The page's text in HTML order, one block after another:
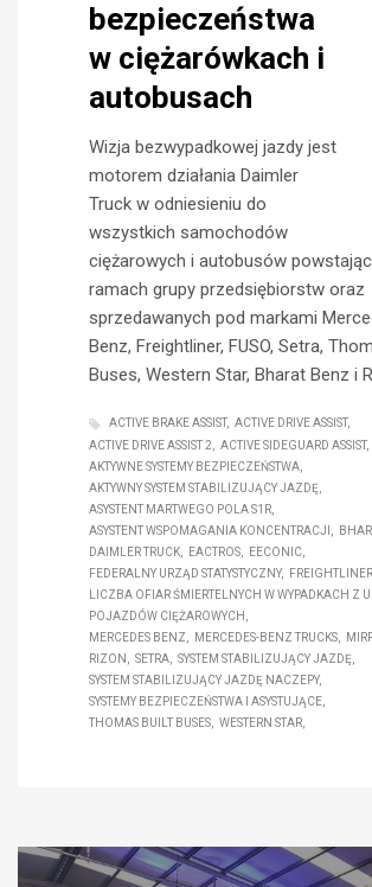
bezpieczeństwa
w ciężarówkach i
autobusach
Wizja bezwypadkowej jazdy jest
motorem działania Daimler
Truck w odniesieniu do
wszystkich samochodów
ciężarowych i autobusów
ramach grupy przedsiębiorstw oraz
sprzedawanych pod markami
Benz, Freightliner, FUSO, Setra,
Buses, Western Star, Bharat Benz i
ACTIVE BRAKE ASSIST
ACTIVE DRIVE ASSIST
ACTIVE DRIVE ASSIST 2
ACTIVE SIDEGUARD ASSIST
AKTYWNE SYSTEMY BEZPIECZEŃSTWA
AKTYWNY SYSTEM STABILIZUJĄCY JAZDĘ
ASYSTENT MARTWEGO POLA S1R
ASYSTENT WSPOMAGANIA KONCENTRACJI
DAIMLER TRUCK
EACTROS
EECONIC
FEDERALNY URZĄD STATYSTYCZNY
FREIGHTLINER
LICZBA OFIAR ŚMIERTELNYCH W WYPADKACH Z
POJAZDÓW CIĘŻAROWYCH
MERCEDES BENZ
MERCEDES-BENZ TRUCKS
RIZON
SETRA
SYSTEM STABILIZUJĄCY JAZDĘ
SYSTEM STABILIZUJĄCY JAZDĘ NACZEPY
SYSTEMY BEZPIECZEŃSTWA I ASYSTUJĄCE
THOMAS BUILT BUSES
WESTERN STAR